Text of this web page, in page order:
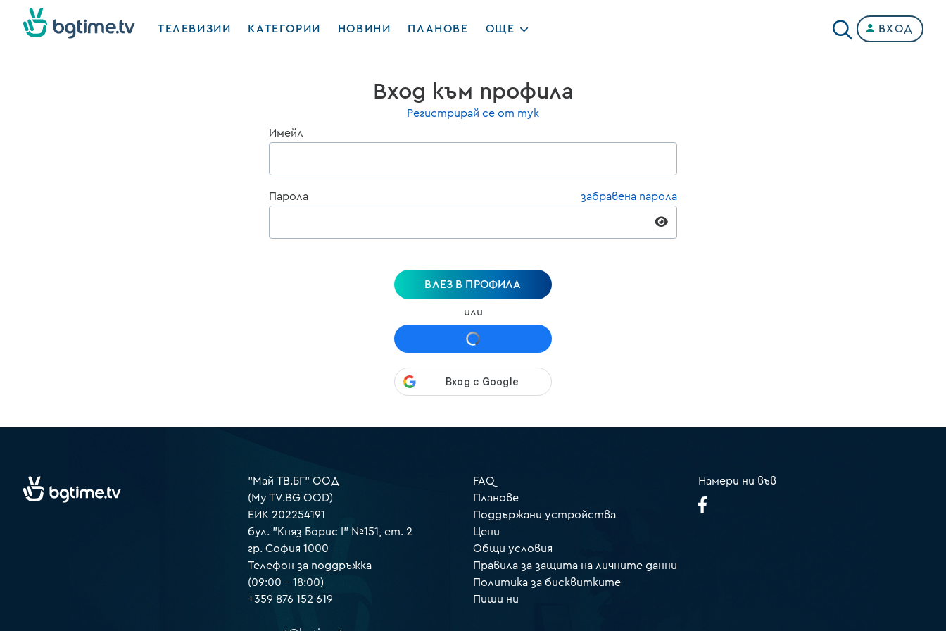
ТЕЛЕВИЗИИ КАТЕГОРИИ НОВИНИ ПЛАНОВЕ ОЩЕ ВХОД
Вход към профила
Регистрирай се от тук
Имейл
Парола забравена парола
ВЛЕЗ В ПРОФИЛА
или
"Май ТВ.БГ" ООД
(My TV.BG OOD)
ЕИК 202254191
бул. "Княз Борис I" №151, ет. 2
гр. София 1000
Телефон за поддръжка
(09:00 – 18:00)
+359 876 152 619
FAQ
Планове
Поддържани устройства
Цени
Общи условия
Правила за защита на личните данни
Политика за бисквитките
Пиши ни
Намери ни във